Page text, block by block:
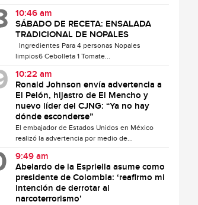
10:46 am
SÁBADO DE RECETA: ENSALADA
TRADICIONAL DE NOPALES
Ingredientes Para 4 personas Nopales
limpios6 Cebolleta 1 Tomate...
10:22 am
Ronald Johnson envía advertencia a
El Pelón, hijastro de El Mencho y
nuevo líder del CJNG: “Ya no hay
dónde esconderse”
El embajador de Estados Unidos en México
realizó la advertencia por medio de...
9:49 am
Abelardo de la Espriella asume como
presidente de Colombia: ‘reafirmo mi
intención de derrotar al
narcoterrorismo’